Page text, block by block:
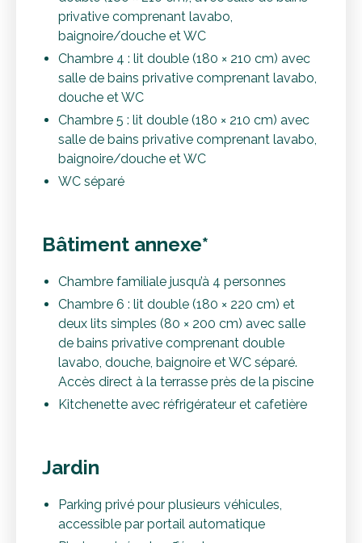
privative comprenant lavabo,
baignoire/douche et WC
Chambre 4 : lit double (180 × 210 cm) avec
salle de bains privative comprenant lavabo,
douche et WC
Chambre 5 : lit double (180 × 210 cm) avec
salle de bains privative comprenant lavabo,
baignoire/douche et WC
WC séparé
Bâtiment annexe*
Chambre familiale jusqu’à 4 personnes
Chambre 6 : lit double (180 × 220 cm) et
deux lits simples (80 × 200 cm) avec salle
de bains privative comprenant double
lavabo, douche, baignoire et WC séparé.
Accès direct à la terrasse près de la piscine
Kitchenette avec réfrigérateur et cafetière
Jardin
Parking privé pour plusieurs véhicules,
accessible par portail automatique